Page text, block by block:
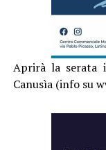
Aprirà la serata
Canusìa (info su